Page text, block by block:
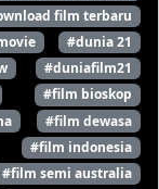
film terbaru
#dunia 21
#duniafilm21
#film bioskop
#film dewasa
#film indonesia
#film semi australia